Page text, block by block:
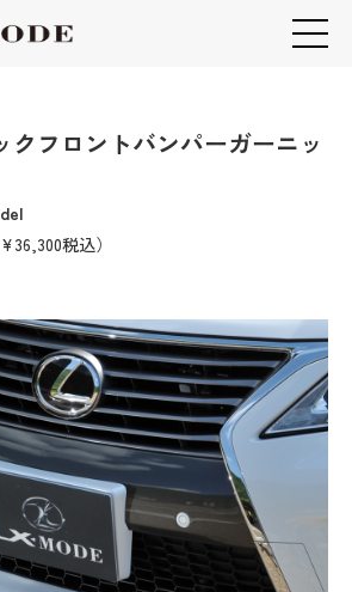
クフロントバンパーガーニッ
¥36,300税込）